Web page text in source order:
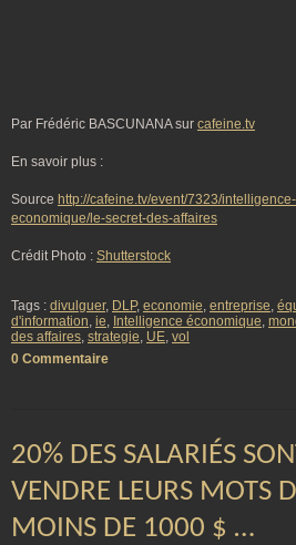
Par Frédéric BASCUNANA sur cafeine.tv
En savoir plus :
Source http://cafeine.tv/event/7323/
economique/le-secret-des-affaires
Crédit Photo : Shutterstock
Tags : divulguer, DLP, economie, entreprise,
d'information, ie, Intelligence économique,
des affaires, strategie, UE, vol
0 Commentaire
20% DES SALARIÉS
VENDRE LEURS MOTS
MOINS DE 1000 $ …